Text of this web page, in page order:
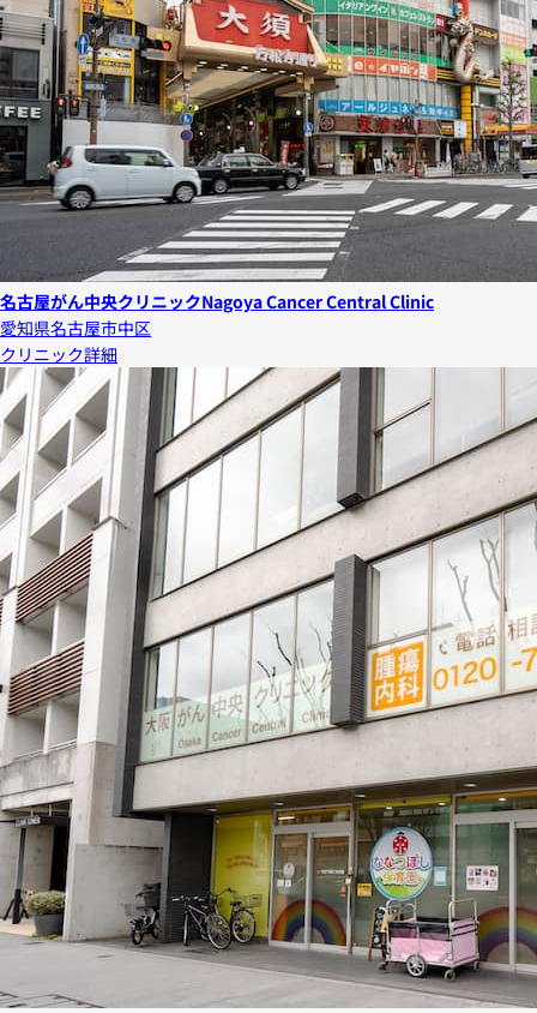
名古屋がん中央クリニックNagoya Cancer Central Clinic
愛知県名古屋市中区
クリニック詳細